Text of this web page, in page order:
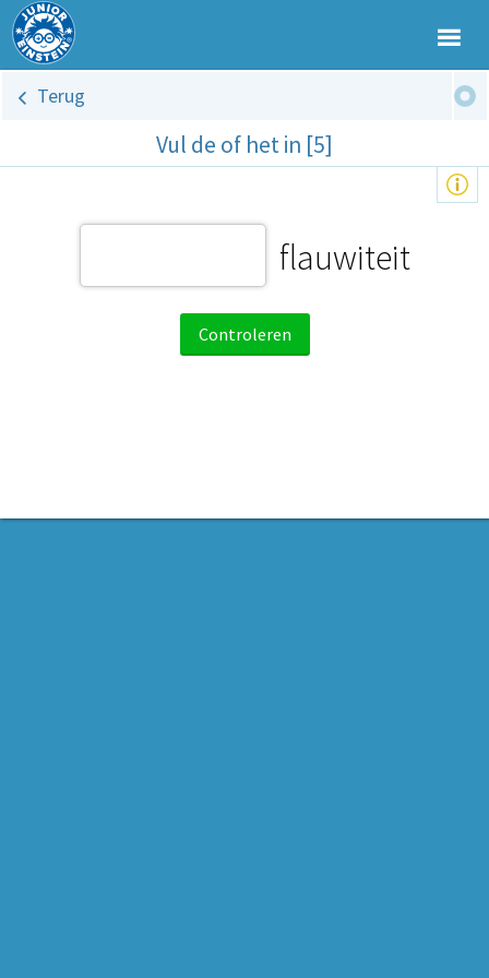
Terug
Vul de of het in [5]
flauwiteit